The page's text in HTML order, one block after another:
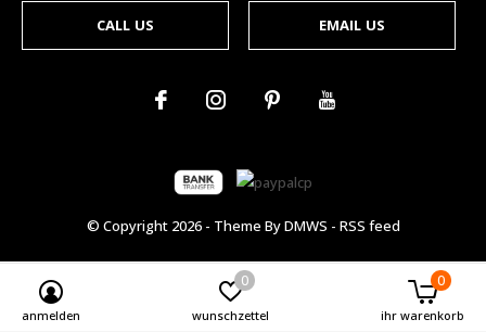
CALL US EMAIL US
© Copyright 2026- Theme ByDMWS - RSS feed
anmelden wunschzettel
0
ihr warenkorb
0